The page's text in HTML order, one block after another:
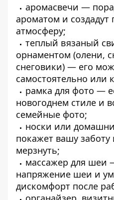
аромасвечи —
ароматом и создадут
атмосферу;
теплый вязаный
орнаментом (олени,
снеговики) — его
самостоятельно или
рамка для фото —
новогоднем стиле и
семейные фото;
носки или
покажет вашу заботу
мерзнуть;
массажер для шеи
напряжение шеи и
дискомфорт после